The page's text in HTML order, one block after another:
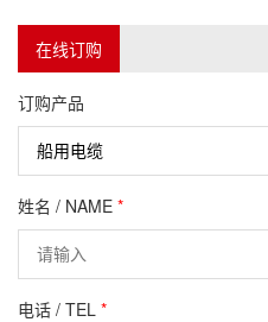
在线订购
订购产品
姓名 / NAME *
电话 / TEL *